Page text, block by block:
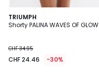
TRIUMPH
Shorty PALINA WAVES OF GLOW
CHF 34.95
CHF 24.46 -30%